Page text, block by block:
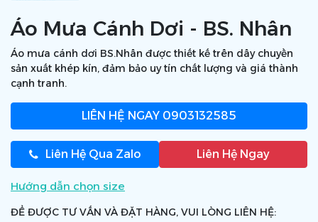
Áo Mưa Cánh Dơi - BS. Nhân
Áo mưa cánh dơi BS.Nhân được thiết kế trên dây chuyền
sản xuất khép kín, đảm bảo uy tín chất lượng và giá thành
cạnh tranh.
LIÊN HỆ NGAY 0903132585
Liên Hệ Qua Zalo Liên Hệ Ngay
Hướng dẫn chọn size
ĐỂ ĐƯỢC TƯ VẤN VÀ ĐẶT HÀNG, VUI LÒNG LIÊN HỆ: